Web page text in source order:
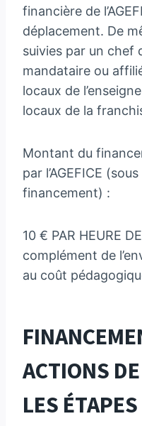
financière de
déplacement. De
suivies par un chef
mandataire ou
locaux de
locaux de la
Montant du
par l’AGEFICE
financement) :
10 € PAR HEURE
complément de
au coût
ACTIONS
LES